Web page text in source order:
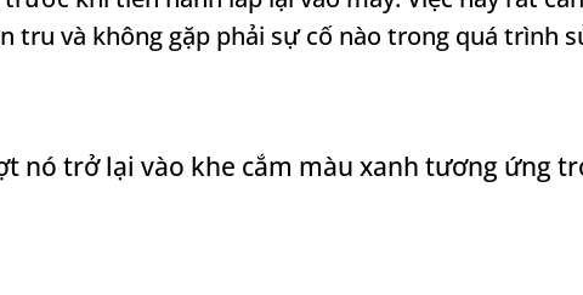
và không gặp phải sự cố nào trong quá trình
nó trở lại vào khe cắm màu xanh tương ứng